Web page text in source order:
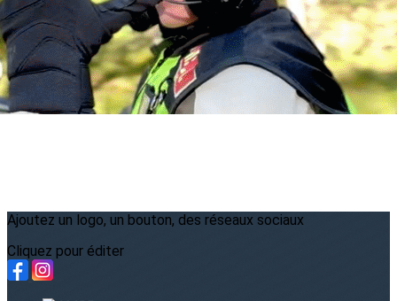
2023
?>
Images de la page d'accueil
Cliquez pour éditer
Ajoutez un logo, un bouton, des réseaux sociaux
Cliquez pour éditer